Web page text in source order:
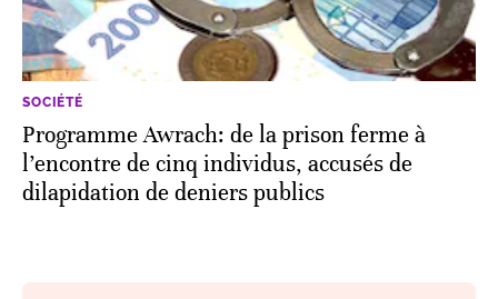
SOCIÉTÉ
Programme Awrach: de la prison ferme à
l’encontre de cinq individus, accusés de
dilapidation de deniers publics